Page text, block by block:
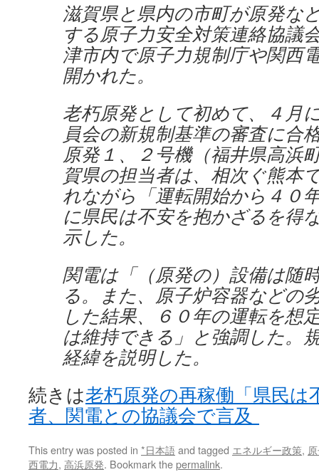
滋賀県と県内の市町が原発な
する原子力安全対策連絡協議
津市内で原子力規制庁や関西
開かれた。
老朽原発として初めて、４月
員会の新規制基準の審査に合
原発１、２号機（福井県高浜
賀県の担当者は、相次ぐ熊本
れながら「運転開始から４０
に県民は不安を抱かざるを得
示した。
関電は「（原発の）設備は随
る。また、原子炉容器などの
した結果、６０年の運転を想
は維持できる」と強調した。
経緯を説明した。
続きは老朽原発の再稼働「県民
者、関電との協議会で言及
This entry was posted in *日本語and tagged エネルギー政策,
西電力, 高浜原発. Bookmark thepermalink.